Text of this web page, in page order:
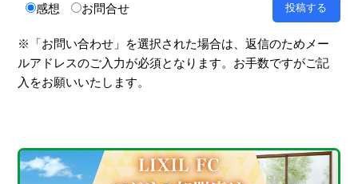
感想 お問合せ
※「お問い合わせ」を選択された場合は、返信のためメー
ルアドレスのご入力が必須となります。お手数ですがご記
入をお願いいたします。